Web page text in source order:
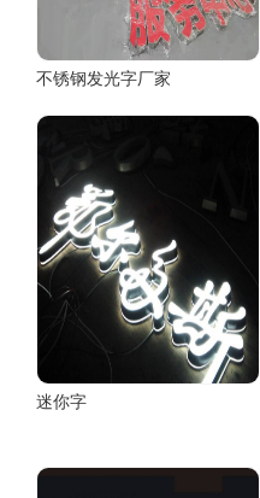
不锈钢发光字厂家
迷你字